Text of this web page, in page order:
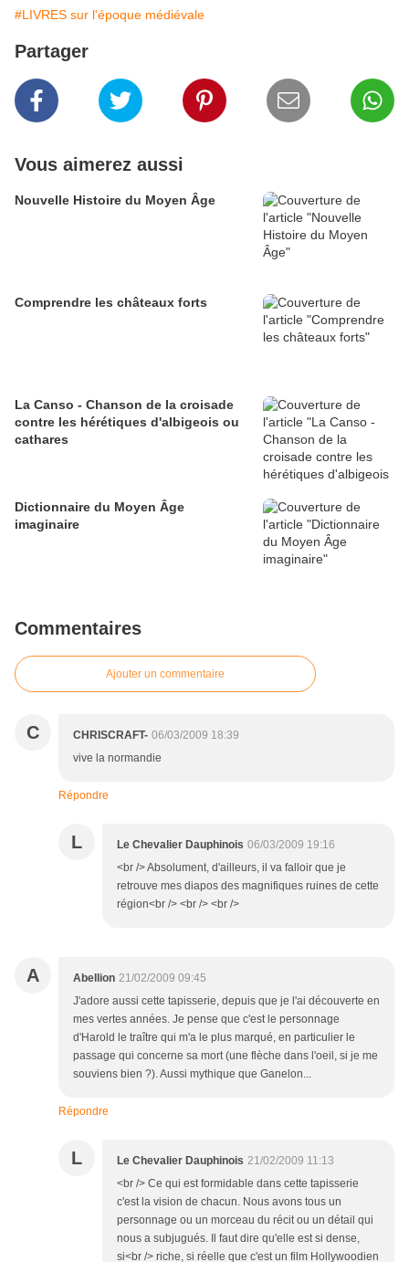
#LIVRES sur l'époque médiévale
Partager
Vous aimerez aussi
Nouvelle Histoire du Moyen Âge
Comprendre les châteaux forts
La Canso - Chanson de la croisade
contre les hérétiques d'albigeois ou
cathares
Dictionnaire du Moyen Âge
imaginaire
Commentaires
Ajouter un commentaire
C CHRISCRAFT- 06/03/2009 18:39
vive la normandie
Répondre
L Le Chevalier Dauphinois 06/03/2009 19:16
<br /> Absolument, d'ailleurs, il va falloir que je
retrouve mes diapos des magnifiques ruines de cette
région<br /> <br /> <br />
A Abellion 21/02/2009 09:45
J'adore aussi cette tapisserie, depuis que je l'ai découverte en
mes vertes années. Je pense que c'est le personnage
d'Harold le traître qui m'a le plus marqué, en particulier le
passage qui concerne sa mort (une flèche dans l'oeil, si je me
souviens bien ?). Aussi mythique que Ganelon...
Répondre
L Le Chevalier Dauphinois 21/02/2009 11:13
<br /> Ce qui est formidable dans cette tapisserie
c'est la vision de chacun. Nous avons tous un
personnage ou un morceau du récit ou un détail qui
nous a subjugués. Il faut dire qu'elle est si dense,
si<br /> riche, si réelle que c'est un film Hollywoodien